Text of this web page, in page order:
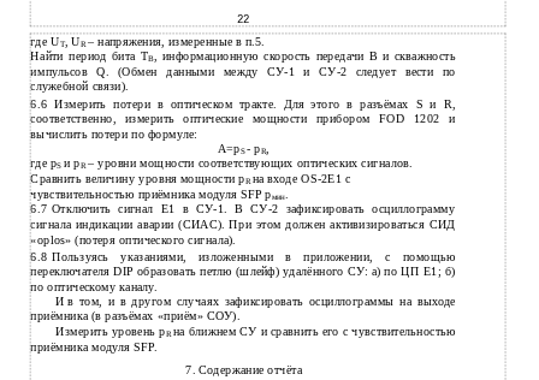
22
где UТ, UR– напряжения, измеренные в п.5.
Найти период бита TB, информационную скорость передачи B и скважность
импульсов Q. (Обмен данными между СУ-1 и СУ-2 следует вести по
служебной связи).
6.6 Измерить потери в оптическом тракте. Для этого в разъёмах S и R,
соответственно, измерить оптические мощности прибором FOD 1202 и
вычислить потери по формуле:
А=рS- рR,
где рS и рR– уровни мощности соответствующих оптических сигналов.
Сравнить величину уровня мощности рRна входе OS-2E1 с
чувствительностью приёмника модуля SFP рмин.
6.7 Отключить сигнал Е1 в СУ-1. В СУ-2 зафиксировать осциллограмму
сигнала индикации аварии (СИАС). При этом должен активизироваться СИД
«oplos» (потеря оптического сигнала).
6.8 Пользуясь указаниями, изложенными в приложении, с помощью
переключателя DIP образовать петлю (шлейф) удалённого СУ: а) по ЦП Е1; б)
по оптическому каналу.
И в том, и в другом случаях зафиксировать осциллограммы на выходе
приёмника (в разъёмах «приём» СОУ).
Измерить уровень рRна ближнем СУ и сравнить его с чувствительностью
приёмника модуля SFP.
7. Содержание отчёта